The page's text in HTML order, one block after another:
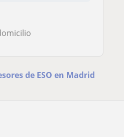
de ESO en Madrid